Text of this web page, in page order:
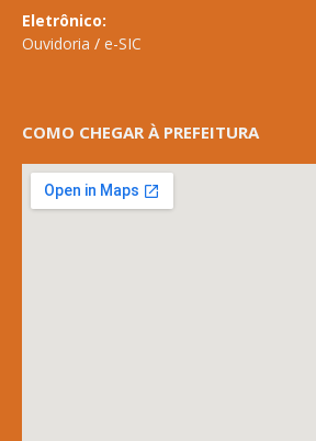
Eletrônico:
Ouvidoria / e-SIC
COMO CHEGAR À PREFEITURA